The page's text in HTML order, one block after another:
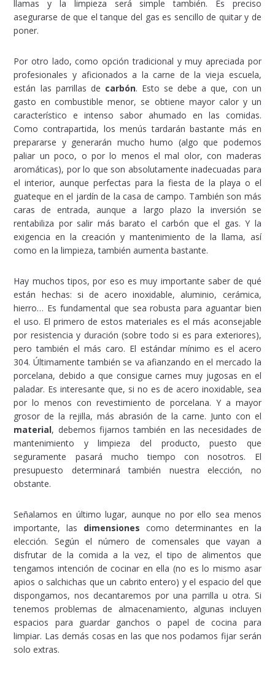
llamas y la limpieza será simple también. Es preciso
asegurarse de que el tanque del gas es sencillo de quitar y de
poner.
Por otro lado, como opción tradicional y muy apreciada por
profesionales y aficionados a la carne de la vieja escuela,
están las parrillas de carbón. Esto se debe a que, con un
gasto en combustible menor, se obtiene mayor calor y un
característico e intenso sabor ahumado en las comidas.
Como contrapartida, los menús tardarán bastante más en
prepararse y generarán mucho humo (algo que podemos
paliar un poco, o por lo menos el mal olor, con maderas
aromáticas), por lo que son absolutamente inadecuadas para
el interior, aunque perfectas para la fiesta de la playa o el
guateque en el jardín de la casa de campo. También son más
caras de entrada, aunque a largo plazo la inversión se
rentabiliza por salir más barato el carbón que el gas. Y la
exigencia en la creación y mantenimiento de la llama, así
como en la limpieza, también aumenta bastante.
Hay muchos tipos, por eso es muy importante saber de qué
están hechas: si de acero inoxidable, aluminio, cerámica,
hierro… Es fundamental que sea robusta para aguantar bien
el uso. El primero de estos materiales es el más aconsejable
por resistencia y duración (sobre todo si es para exteriores),
pero también el más caro. El estándar mínimo es el acero
304. Últimamente también se va afianzando en el mercado la
porcelana, debido a que consigue carnes muy jugosas en el
paladar. Es interesante que, si no es de acero inoxidable, sea
por lo menos con revestimiento de porcelana. Y a mayor
grosor de la rejilla, más abrasión de la carne. Junto con el
material, debemos fijarnos también en las necesidades de
mantenimiento y limpieza del producto, puesto que
seguramente pasará mucho tiempo con nosotros. El
presupuesto determinará también nuestra elección, no
obstante.
Señalamos en último lugar, aunque no por ello sea menos
importante, las dimensiones como determinantes en la
elección. Según el número de comensales que vayan a
disfrutar de la comida a la vez, el tipo de alimentos que
tengamos intención de cocinar en ella (no es lo mismo asar
apios o salchichas que un cabrito entero) y el espacio del que
dispongamos, nos decantaremos por una parrilla u otra. Si
tenemos problemas de almacenamiento, algunas incluyen
espacios para guardar ganchos o papel de cocina para
limpiar. Las demás cosas en las que nos podamos fijar serán
solo extras.